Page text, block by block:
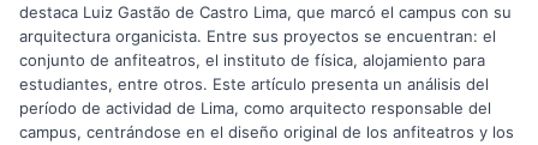
destaca Luiz Gastão de Castro Lima, que marcó el campus con su
arquitectura organicista. Entre sus proyectos se encuentran: el
conjunto de anfiteatros, el instituto de física, alojamiento para
estudiantes, entre otros. Este artículo presenta un análisis del
período de actividad de Lima, como arquitecto responsable del
campus, centrándose en el diseño original de los anfiteatros y los